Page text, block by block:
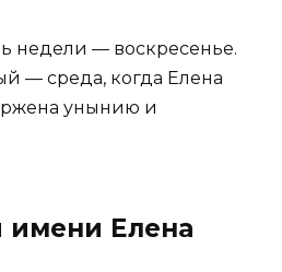
недели — воскресенье.
— среда, когда Елена
унынию и
имени Елена